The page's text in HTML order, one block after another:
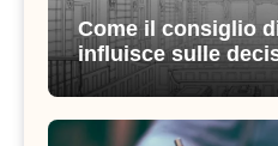
Come il consiglio
influisce sulle
giustizia